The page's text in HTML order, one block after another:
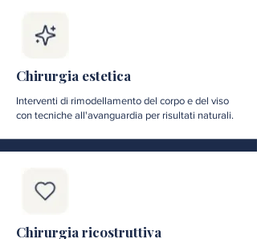
Chirurgia estetica
Interventi di rimodellamento del corpo e del viso
con tecniche all'avanguardia per risultati naturali.
Chirurgia ricostruttiva